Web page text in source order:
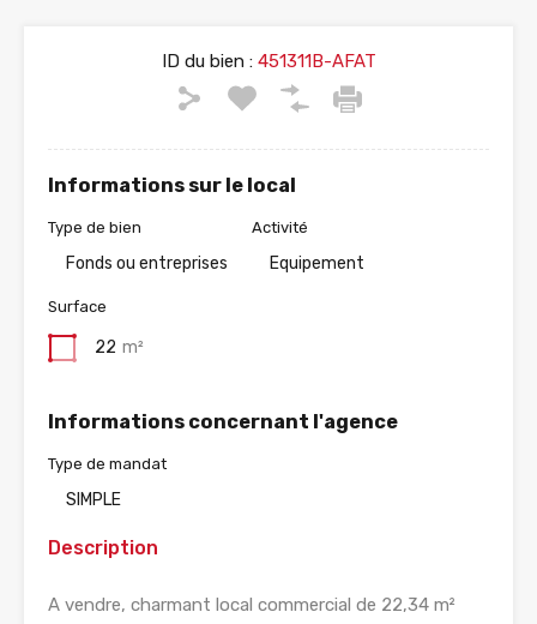
ID du bien :451311B-AFAT
Informations sur le local
Type de bien
Fonds ou entreprises
Activité
Equipement
Surface
22 m²
Informations concernant l'agence
Type de mandat
SIMPLE
Description
A vendre, charmant local commercial de 22,34 m²